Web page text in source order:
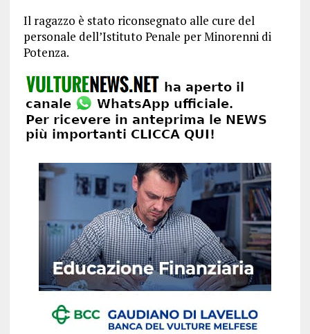
Il ragazzo è stato riconsegnato alle cure del
personale dell’Istituto Penale per Minorenni di
Potenza.